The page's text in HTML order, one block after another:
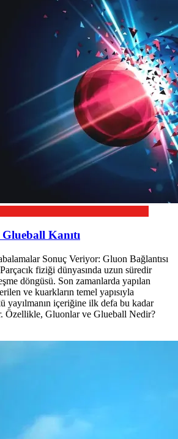
Kanıtı
Sonuç Veriyor: Gluon Bağlantısı
fiziği dünyasında uzun süredir
döngüsü. Son zamanlarda yapılan
ve kuarkların temel yapısıyla
yayılmanın içeriğine ilk defa bu kadar
Özellikle, Gluonlar ve Glueball Nedir?